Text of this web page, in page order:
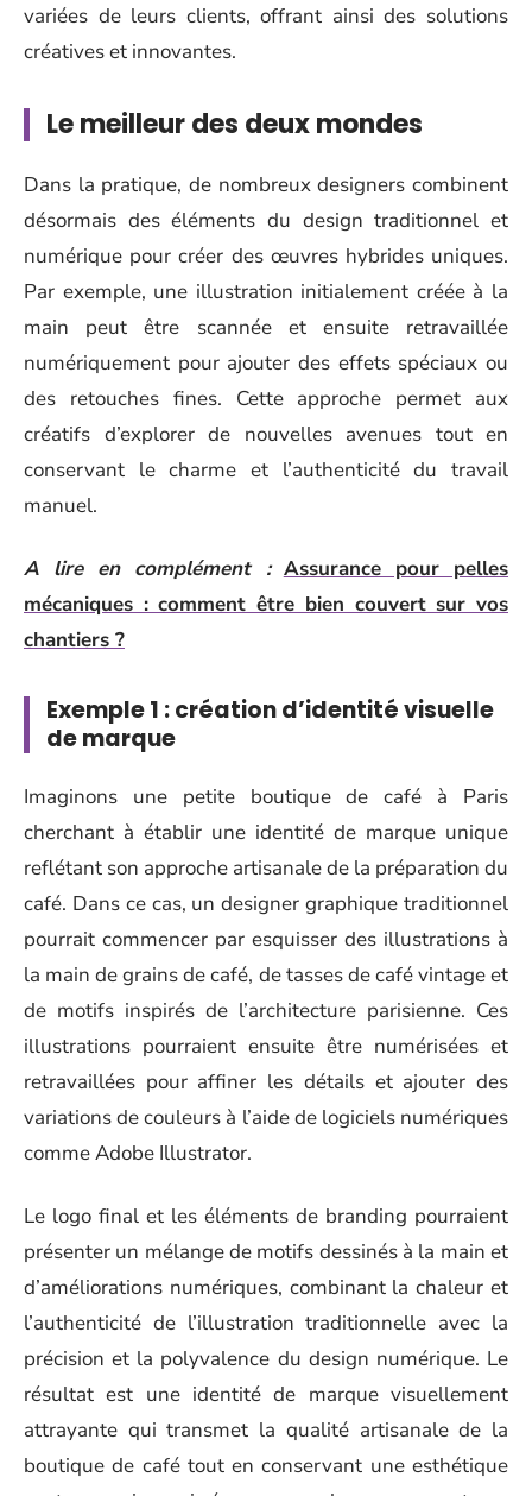
variées de leurs clients, offrant ainsi des solutions
créatives et innovantes.
Le meilleur des deux mondes
Dans la pratique, de nombreux designers combinent
désormais des éléments du design traditionnel et
numérique pour créer des œuvres hybrides uniques.
Par exemple, une illustration initialement créée à la
main peut être scannée et ensuite retravaillée
numériquement pour ajouter des effets spéciaux ou
des retouches fines. Cette approche permet aux
créatifs d’explorer de nouvelles avenues tout en
conservant le charme et l’authenticité du travail
manuel.
A lire en complément : Assurance pour pelles
mécaniques : comment être bien couvert sur vos
chantiers ?
Exemple 1 : création d’identité visuelle
de marque
Imaginons une petite boutique de café à Paris
cherchant à établir une identité de marque unique
reflétant son approche artisanale de la préparation du
café. Dans ce cas, un designer graphique traditionnel
pourrait commencer par esquisser des illustrations à
la main de grains de café, de tasses de café vintage et
de motifs inspirés de l’architecture parisienne. Ces
illustrations pourraient ensuite être numérisées et
retravaillées pour affiner les détails et ajouter des
variations de couleurs à l’aide de logiciels numériques
comme Adobe Illustrator.
Le logo final et les éléments de branding pourraient
présenter un mélange de motifs dessinés à la main et
d’améliorations numériques, combinant la chaleur et
l’authenticité de l’illustration traditionnelle avec la
précision et la polyvalence du design numérique. Le
résultat est une identité de marque visuellement
attrayante qui transmet la qualité artisanale de la
boutique de café tout en conservant une esthétique